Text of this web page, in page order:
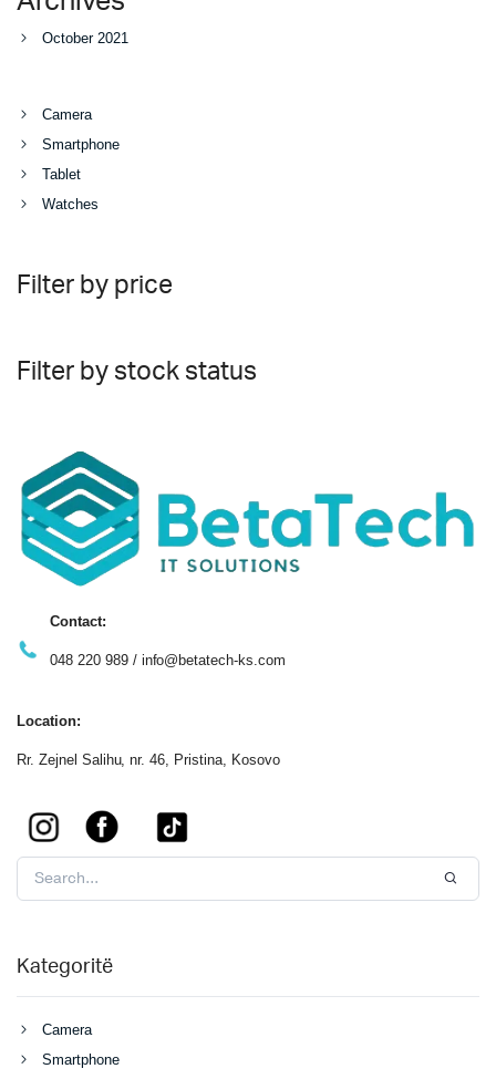
October 2021
Camera
Smartphone
Tablet
Watches
Filter by price
Filter by stock status
Contact:
048 220 989 / info@betatech-ks.com
Location:
Rr. Zejnel Salihu, nr. 46, Pristina, Kosovo
Kategoritë
Camera
Smartphone